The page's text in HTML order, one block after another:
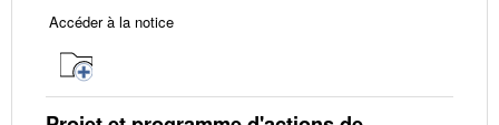
Accéder à la notice